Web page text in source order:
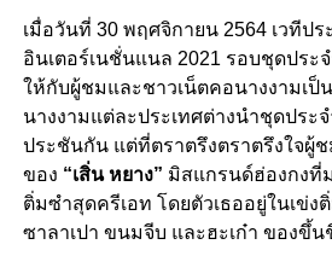
เมื่อวันที่ 30 พฤศจิกายน 2564 เวทีป
อินเตอร์เนชั่นแนล 2021 รอบชุดประ
ให้กับผู้ชมและชาวเน็ตคอนางงามเป็
นางงามแต่ละประเทศต่างนำชุดประ
ประชันกัน แต่ที่ตราตรึงตราตรึงใจผู้
ของ “เสิ่น หยาง” มิสแกรนด์ฮ่องกงที่
ติ่มซำสุดครีเอท โดยตัวเธออยู่ในเข่ง
ซาลาเปา ขนมจีบ และฮะเก๋า ของขึ้